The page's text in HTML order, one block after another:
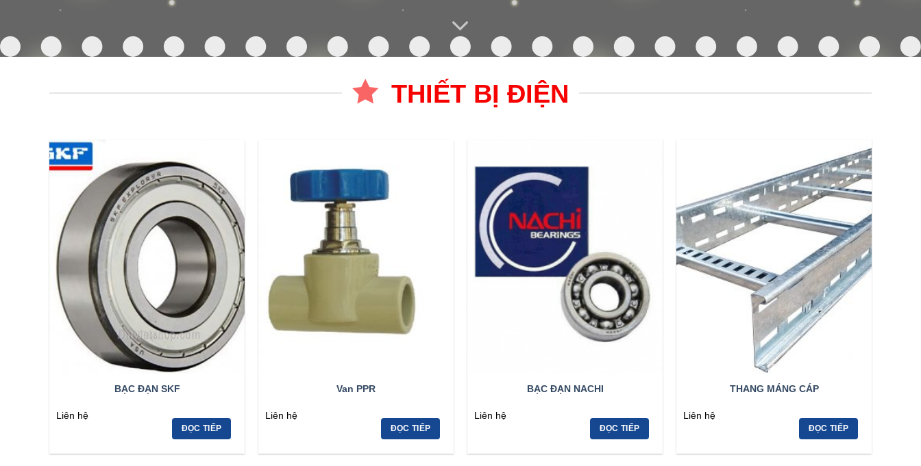
THIẾT BỊ ĐIỆN
BẠC ĐẠN SKF
Liên hệ
ĐỌC TIẾP
Van PPR
Liên hệ
ĐỌC TIẾP
BẠC ĐẠN NACHI
Liên hệ
ĐỌC TIẾP
THANG MÁNG CÁP
Liên hệ
ĐỌC TIẾP